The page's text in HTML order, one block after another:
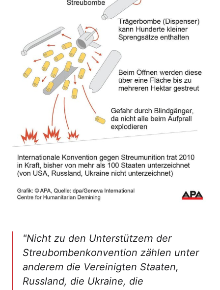
"Nicht zu den Unterstützern der
Streubombenkonvention zählen unter
anderem die Vereinigten Staaten,
Russland, die Ukraine, die